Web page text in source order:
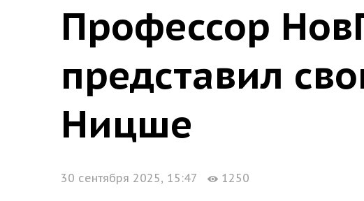
Профессор
представил
Ницше
30 сентября 2025, 15:47 1250